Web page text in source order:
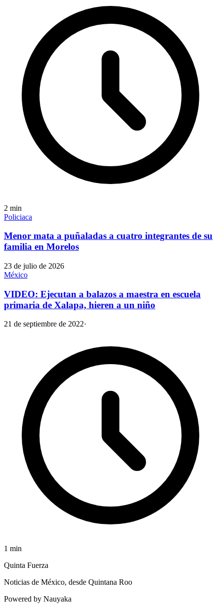
2 min
Policiaca
Menor mata a puñaladas a cuatro integrantes de su
familia en Morelos
23 de julio de 2026
México
VIDEO: Ejecutan a balazos a maestra en escuela
primaria de Xalapa, hieren a un niño
21 de septiembre de 2022·
1 min
Quinta Fuerza
Noticias de México, desde Quintana Roo
Powered by Nauyaka